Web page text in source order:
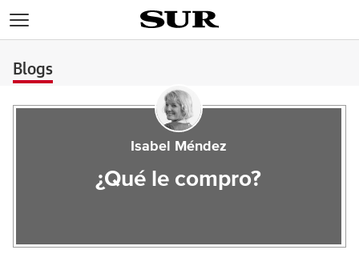
Blogs
Isabel Méndez
¿Qué le compro?